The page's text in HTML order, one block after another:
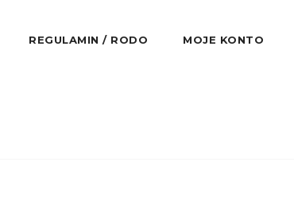
REGULAMIN / RODO MOJE KONTO